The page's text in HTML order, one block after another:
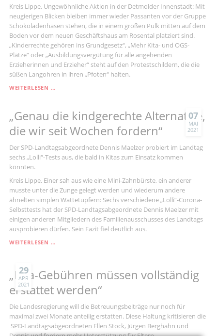
SICHEREN
KITA-
BETRIEB“
Kreis Lippe. Ungewöhnliche Aktion in der Detmolder Innenstadt: Mit
neugierigen Blicken bleiben immer wieder Passanten vor der Gruppe
Schokoladenhasen stehen, die in einem großen Pulk mitten auf dem
Boden vor dem neuen Geschäftshaus am Rosental platziert sind.
„Kinderrechte gehören ins Grundgesetz“, „Mehr Kita- und OGS-
Plätze“ oder „Ausbildungsvergütung für alle angehenden
Erzieherinnen und Erzieher“ steht auf den Protestschildern, die die
süßen Langohren in ihren „Pfoten“ halten.
WEITERLESEN …
DETMOLDER
INNENSTADT
07
MAI
2021
„Genau die kindgerechte Alternative,
die wir seit Wochen fordern“
Der SPD-Landtagsabgeordnete Dennis Maelzer probiert im Landtag
sechs „Lolli“-Tests aus, die bald in Kitas zum Einsatz kommen
könnten.
Kreis Lippe. Einer sah aus wie eine Mini-Zahnbürste, ein anderer
musste unter die Zunge gelegt werden und wiederum andere
ähnelten simplen Wattetupfern: Sechs verschiedene „Lolli“-Corona-
Selbsttests hat der SPD-Landtagsabgeordnete Dennis Maelzer mit
einigen anderen Mitgliedern des Familienausschusses des Landtags
ausprobieren dürfen. Sein Fazit fiel deutlich aus.
WEITERLESEN …„GENAU
DIE
SEIT
WOCHEN
FORDERN“
29
APR
2021
„Kita-Gebühren müssen vollständig
erstattet werden“
Die Landesregierung will die Betreuungsbeiträge nur noch für
maximal zwei Monate anteilig erstatten. Diese Haltung kritisieren die
SPD-Landtagsabgeordneten Ellen Stock, Jürgen Berghahn und